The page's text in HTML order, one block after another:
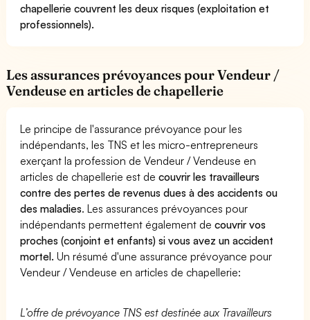
chapellerie couvrent les deux risques (exploitation et
professionnels).
Les assurances prévoyances pour Vendeur /
Vendeuse en articles de chapellerie
Le principe de l'assurance prévoyance pour les
indépendants, les TNS et les micro-entrepreneurs
exerçant la profession de Vendeur / Vendeuse en
articles de chapellerie est decouvrir les travailleurs
contre des pertes de revenus dues à des accidents ou
des maladies. Les assurances prévoyances pour
indépendants permettent également decouvrir vos
proches (conjoint et enfants) si vous avez un accident
mortel. Un résumé d'une assurance prévoyance pour
Vendeur / Vendeuse en articles de chapellerie:
L’offre de prévoyance TNS est destinée aux Travailleurs